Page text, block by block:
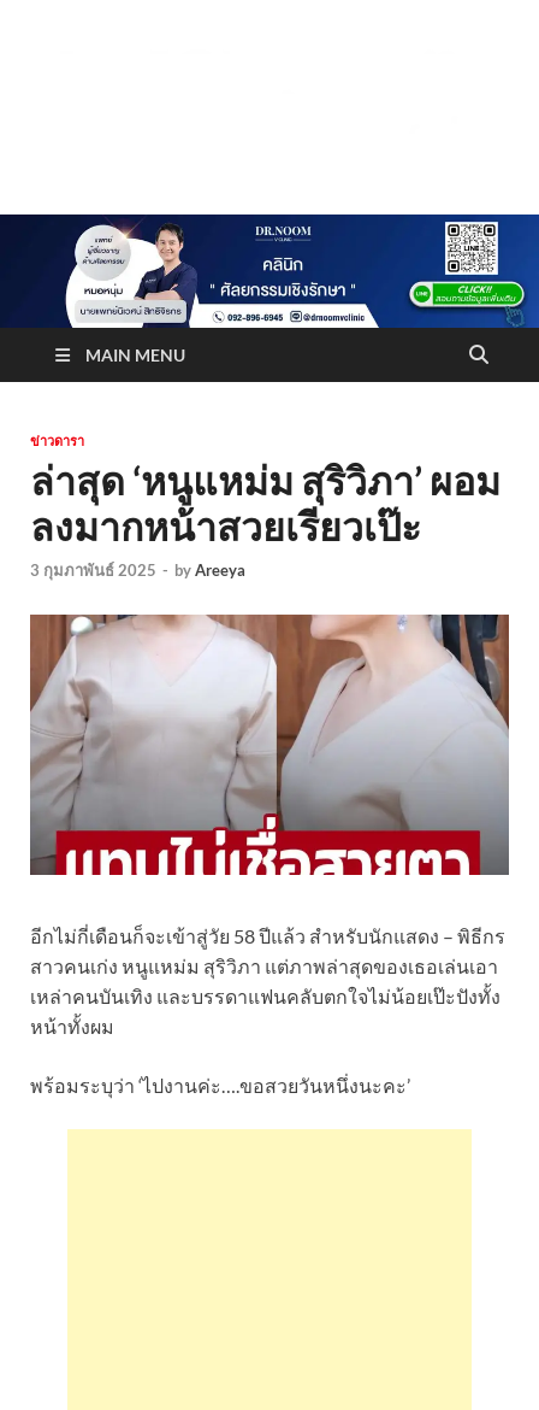
Truststoreonline
MAIN MENU
ข่าวดารา
ล่าสุด ‘หนูแหม่ม สุริวิภา’ ผอม
ลงมากหน้าสวยเรียวเป๊ะ
3 กุมภาพันธ์ 2025 - byAreeya
อีกไม่กี่เดือนก็จะเข้าสู่วัย 58 ปีแล้ว สำหรับนักแสดง – พิธีกร
สาวคนเก่ง หนูแหม่ม สุริวิภา แต่ภาพล่าสุดของเธอเล่นเอา
เหล่าคนบันเทิง และบรรดาแฟนคลับตกใจไม่น้อยเป๊ะปังทั้ง
หน้าทั้งผม
พร้อมระบุว่า ‘ไปงานค่ะ….ขอสวยวันหนึ่งนะคะ’